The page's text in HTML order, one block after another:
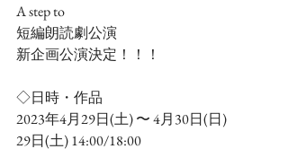
A step to
短編朗読劇公演
新企画公演決定！！！
◇日時・作品
2023年4月29日(土) 〜 4月30日(日)
29日(土) 14:00/18:00